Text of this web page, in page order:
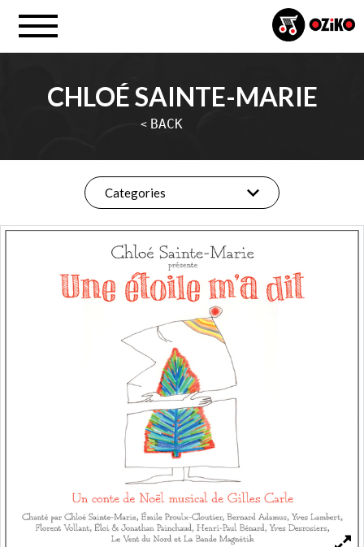
< BACK
CHLOÉ SAINTE-MARIE
Categories